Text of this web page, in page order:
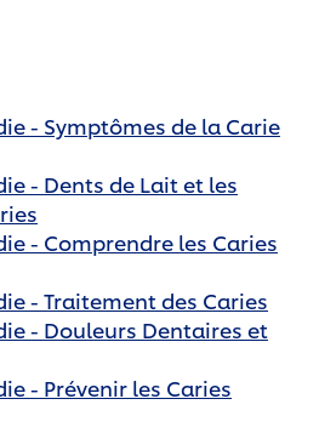
- Symptômes de la Carie
- Dents de Lait et les
- Comprendre les Caries
- Traitement des Caries
- Douleurs Dentaires et
- Prévenir les Caries